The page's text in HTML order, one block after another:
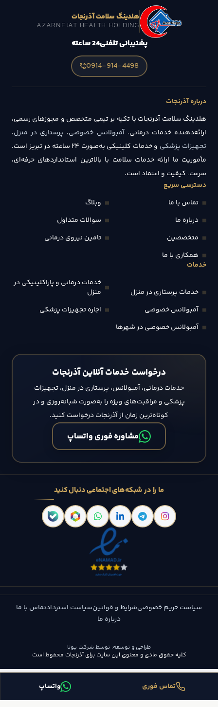
هلدینگ سلامت آذرنجات
AZARNEJAT HEALTH HOLDING
پشتیبانی تلفنی24 ساعته
0914-914-4498
درباره آذرنجات
هلدینگ سلامت آذرنجات با تکیه بر تیمی متخصص و مجوزهای رسمی،
ارائه‌دهنده خدمات درمانی،آمبولانس خصوصی، پرستاری در منزل،
تجهیزات پزشکی
و خدمات کلینیکی به‌صورت ۲۴ ساعته در تبریز است.
مأموریت ما ارائه خدمات سلامت با بالاترین استانداردهای حرفه‌ای،
سرعت، کیفیت و اعتماد است.
دسترسی سریع
تماس با ما
وبلاگ
درباره ما
سوالات متداول
متخصصین
تامین نیروی درمانی
همکاری با ما
خدمات
خدمات پرستاری در منزل
خدمات درمانی و پاراکلینیکی در
منزل
آمبولانس خصوصی
اجاره تجهیزات پزشکی
آمبولانس خصوصی در شهرها
درخواست خدمات آنلاین آذرنجات
خدمات درمانی، آمبولانس، پرستاری در منزل، تجهیزات
پزشکی و مراقبت‌های ویژه را به‌صورت شبانه‌روزی و در
کوتاه‌ترین زمان از آذرنجات درخواست کنید.
مشاوره فوری واتساپ
ما را در شبکه‌های اجتماعی دنبال کنید
سیاست حریم خصوصیشرایط و قوانینسیاست استردادتماس با ما
درباره ما
کلیه حقوق مادی و معنوی این سایت برای آذرنجات محفوظ است
طراحی و توسعه: توسط شرکت یوتا
تماس فوری واتساپ